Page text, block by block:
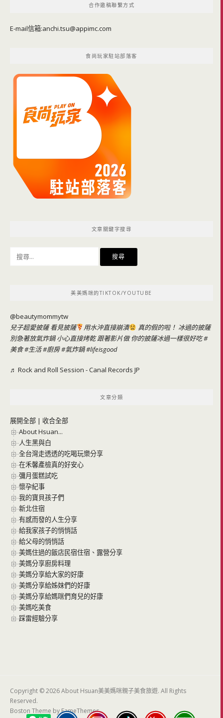
合作邀稿聯繫方式
E-mail信箱:anchi.tsu@appimc.com
食尚玩家駐站部落客
文章關鍵字搜尋
美美媽咪的TIKTOK/YOUTUBE
@beautymommytw
兒子超愛披薩 看見披薩
用水沖直接崩潰
真的假的啦！ 冰過的披薩
別急著放氣炸鍋 小心直接烤乾 跟著影片做 你的披薩冰過一樣很好吃#
美食#生活#廚房#氣炸鍋#lifeisgood
♬ Rock and Roll Session - Canal Records JP
文章分類
展開全部 | 收合全部
About Hsuan...
人生黑與白
全台灣走透透的吃喝玩樂分享
在禾馨產檢真的好安心
彌月蛋糕試吃
懷孕紀事
我的寶貝孩子們
新北住宿
有感而發的人生分享
給我家孩子的悄悄話
給父母的悄悄話
美媽住過的飯店民宿住宿、露營分享
美媽分享廚房料理
美媽分享給大家的好康
美媽分享給姊妹們的好康
美媽分享給媽咪們育兒的好康
美媽吃美食
踩雷經驗分享
Copyright © 2026 About Hsuan美美媽咪親子美食旅遊. All Rights
Reserved.
Boston Theme byFameThemes